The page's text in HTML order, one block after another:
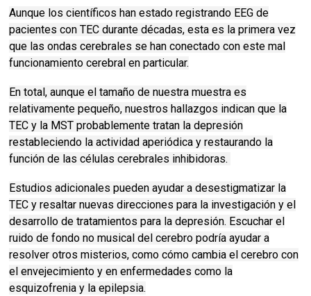
Aunque los científicos han estado registrando EEG de
pacientes con TEC durante décadas, esta es la primera vez
que las ondas cerebrales se han conectado con este mal
funcionamiento cerebral en particular.
En total, aunque el tamaño de nuestra muestra es
relativamente pequeño, nuestros hallazgos indican que la
TEC y la MST probablemente tratan la depresión
restableciendo la actividad aperiódica y restaurando la
función de las células cerebrales inhibidoras.
Estudios adicionales pueden ayudar a desestigmatizar la
TEC y resaltar nuevas direcciones para la investigación y el
desarrollo de tratamientos para la depresión. Escuchar el
ruido de fondo no musical del cerebro podría ayudar a
resolver otros misterios, como cómo cambia el cerebro con
el envejecimiento y en enfermedades como la
esquizofrenia y la epilepsia.